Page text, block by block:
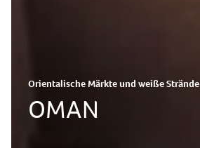
Orientalische Märkte und weiße Strände
OMAN